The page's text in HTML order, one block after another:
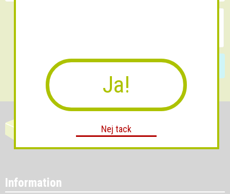
Information
Ja!
Nej tack